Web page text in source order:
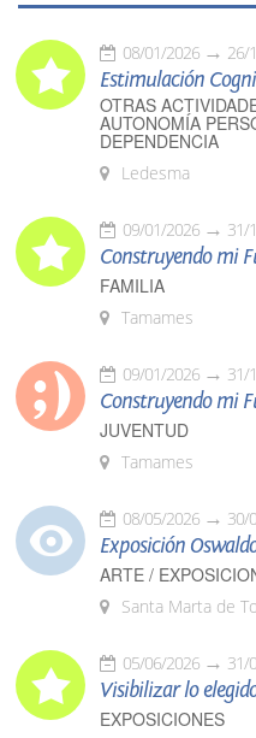
08/01/2026 26/
Estimulación
OTRAS
AUTONOMÍA
DEPENDENCIA
Ledesma
09/01/2026 31/
Construyendo mi
FAMILIA
Tamames
09/01/2026 31/
Construyendo mi
JUVENTUD
Tamames
08/05/2026 30/
Exposición
ARTE /
Santa Marta de
05/06/2026 31/
Visibilizar lo
EXPOSICIONES